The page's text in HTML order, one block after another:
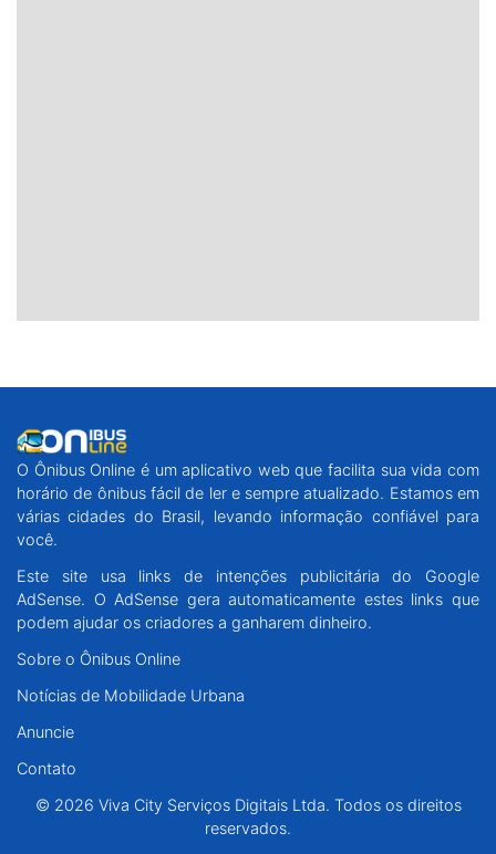
O Ônibus Online é um aplicativo web que facilita sua vida com
horário de ônibus fácil de ler e sempre atualizado. Estamos em
várias cidades do Brasil, levando informação confiável para
você.
Este site usa links de intenções publicitária do Google
AdSense. O AdSense gera automaticamente estes links que
podem ajudar os criadores a ganharem dinheiro.
Sobre o Ônibus Online
Notícias de Mobilidade Urbana
Anuncie
Contato
© 2026 Viva City Serviços Digitais Ltda. Todos os direitos
reservados.